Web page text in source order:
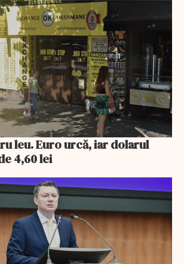
leu. Euro urcă, iar dolarul
4,60 lei